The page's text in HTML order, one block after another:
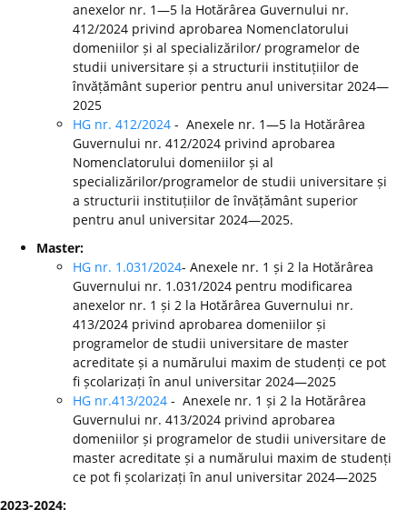
anexelor nr. 1—5 la Hotărârea Guvernului nr.
412/2024 privind aprobarea Nomenclatorului
domeniilor și al specializărilor/ programelor de
studii universitare și a structurii instituțiilor de
învățământ superior pentru anul universitar 2024—
2025
HG nr. 412/2024 - Anexele nr. 1—5 la Hotărârea
Guvernului nr. 412/2024 privind aprobarea
Nomenclatorului domeniilor și al
specializărilor/programelor de studii universitare și
a structurii instituțiilor de învățământ superior
pentru anul universitar 2024—2025.
Master:
HG nr. 1.031/2024- Anexele nr. 1 și 2 la Hotărârea
Guvernului nr. 1.031/2024 pentru modificarea
anexelor nr. 1 și 2 la Hotărârea Guvernului nr.
413/2024 privind aprobarea domeniilor și
programelor de studii universitare de master
acreditate și a numărului maxim de studenți ce pot
fi școlarizați în anul universitar 2024—2025
HG nr.413/2024 - Anexele nr. 1 și 2 la Hotărârea
Guvernului nr. 413/2024 privind aprobarea
domeniilor și programelor de studii universitare de
master acreditate și a numărului maxim de studenți
ce pot fi școlarizați în anul universitar 2024—2025
2023-2024: